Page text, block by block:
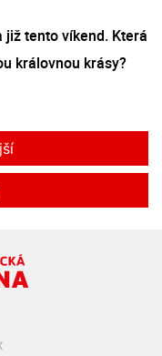
již tento víkend. Která
královnou krásy?